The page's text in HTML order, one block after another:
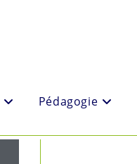
Pédagogie